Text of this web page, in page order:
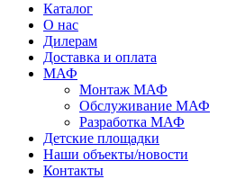
Каталог
О нас
Дилерам
Доставка и оплата
МАФ
Монтаж МАФ
Обслуживание МАФ
Разработка МАФ
Детские площадки
Наши объекты/новости
Контакты